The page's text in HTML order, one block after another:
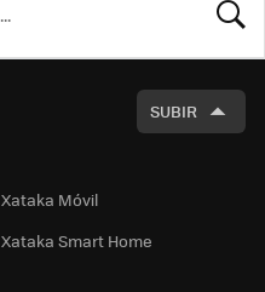
SUBIR
Xataka Móvil
Xataka Smart Home